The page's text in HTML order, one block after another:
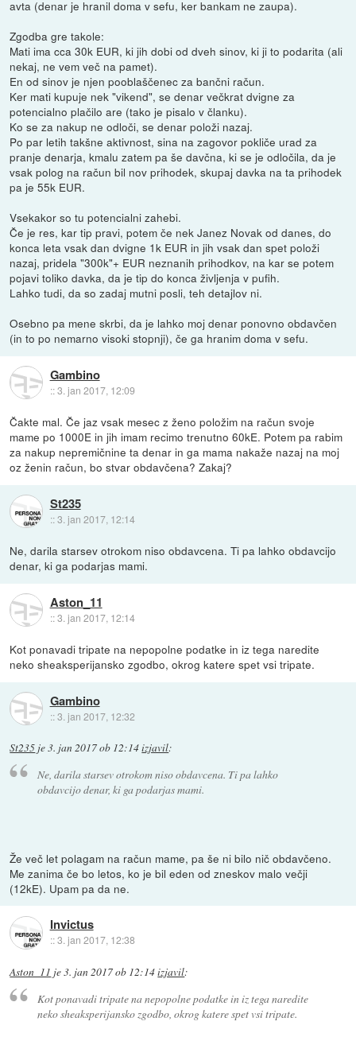
avta (denar je hranil doma v sefu, ker bankam ne zaupa).
Zgodba gre takole:
Mati ima cca 30k EUR, ki jih dobi od dveh sinov, ki ji to podarita (ali
nekaj, ne vem več na pamet).
En od sinov je njen pooblaščenec za bančni račun.
Ker mati kupuje nek "vikend", se denar večkrat dvigne za
potencialno plačilo are (tako je pisalo v članku).
Ko se za nakup ne odloči, se denar položi nazaj.
Po par letih takšne aktivnost, sina na zagovor pokliče urad za
pranje denarja, kmalu zatem pa še davčna, ki se je odločila, da je
vsak polog na račun bil nov prihodek, skupaj davka na ta prihodek
pa je 55k EUR.
Vsekakor so tu potencialni zahebi.
Če je res, kar tip pravi, potem če nek Janez Novak od danes, do
konca leta vsak dan dvigne 1k EUR in jih vsak dan spet položi
nazaj, pridela "300k"+ EUR neznanih prihodkov, na kar se potem
pojavi toliko davka, da je tip do konca življenja v pufih.
Lahko tudi, da so zadaj mutni posli, teh detajlov ni.
Osebno pa mene skrbi, da je lahko moj denar ponovno obdavčen
(in to po nemarno visoki stopnji), če ga hranim doma v sefu.
Gambino
::3. jan 2017, 12:09
Čakte mal. Če jaz vsak mesec z ženo položim na račun svoje
mame po 1000E in jih imam recimo trenutno 60kE. Potem pa rabim
za nakup nepremičnine ta denar in ga mama nakaže nazaj na moj
oz ženin račun, bo stvar obdavčena? Zakaj?
St235
::3. jan 2017, 12:14
Ne, darila starsev otrokom niso obdavcena. Ti pa lahko obdavcijo
denar, ki ga podarjas mami.
Aston_11
::3. jan 2017, 12:14
Kot ponavadi tripate na nepopolne podatke in iz tega naredite
neko sheaksperijansko zgodbo, okrog katere spet vsi tripate.
Gambino
::3. jan 2017, 12:32
St235 je3. jan 2017 ob 12:14izjavil:
Ne, darila starsev otrokom niso obdavcena. Ti pa lahko
obdavcijo denar, ki ga podarjas mami.
Že več let polagam na račun mame, pa še ni bilo nič obdavčeno.
Me zanima če bo letos, ko je bil eden od zneskov malo večji
(12kE). Upam pa da ne.
Invictus
::3. jan 2017, 12:38
Aston_11 je3. jan 2017 ob 12:14izjavil:
Kot ponavadi tripate na nepopolne podatke in iz tega naredite
neko sheaksperijansko zgodbo, okrog katere spet vsi tripate.